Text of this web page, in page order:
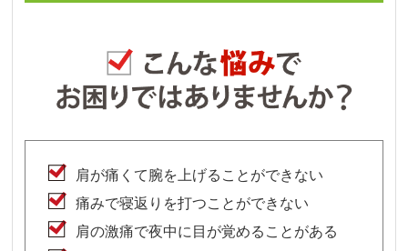
肩が痛くて腕を上げることができない
痛みで寝返りを打つことができない
肩の激痛で夜中に目が覚めることがある